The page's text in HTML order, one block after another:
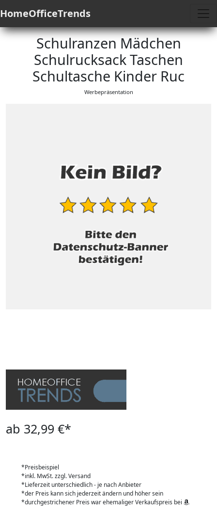
HomeOfficeTrends
Schulranzen Mädchen
Schulrucksack Taschen
Schultasche Kinder Ruc
Werbepräsentation
ab 32,99 €*
*Preisbeispiel
*inkl. MwSt. zzgl. Versand
*Lieferzeit unterschiedlich - je nach Anbieter
*der Preis kann sich jederzeit ändern und höher sein
*durchgestrichener Preis war ehemaliger Verkaufspreis bei